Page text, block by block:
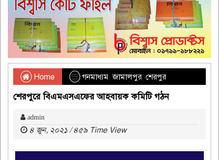
Home গনমাধ্যম,জামালপুর, শেরপুর
শেরপুরে বিএমএসএফের আহবায়ক কমিটি গঠন
admin
৪ জুন, ২০২১ / ৪৫৯ Time View